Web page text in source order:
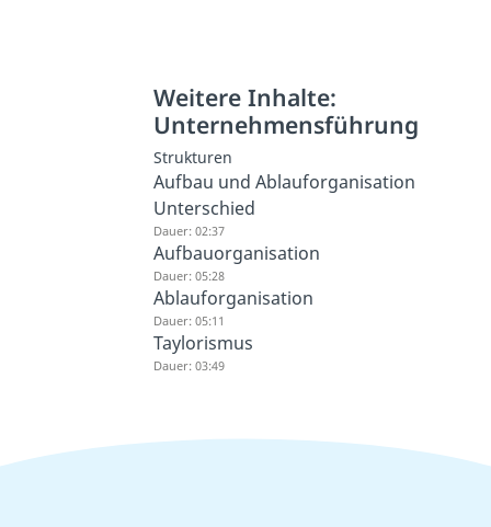
Weitere Inhalte:
Unternehmensführung
Strukturen
Aufbau und Ablauforganisation
Unterschied
Dauer: 02:37
Aufbauorganisation
Dauer: 05:28
Ablauforganisation
Dauer: 05:11
Taylorismus
Dauer: 03:49